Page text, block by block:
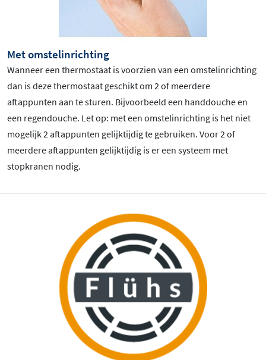
Met omstelinrichting
Wanneer een thermostaat is voorzien van een omstelinrichting
dan is deze thermostaat geschikt om 2 of meerdere
aftappunten aan te sturen. Bijvoorbeeld een handdouche en
een regendouche. Let op: met een omstelinrichting is het niet
mogelijk 2 aftappunten gelijktijdig te gebruiken. Voor 2 of
meerdere aftappunten gelijktijdig is er een systeem met
stopkranen nodig.